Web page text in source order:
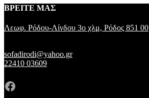
ΒΡΕΙΤΕ ΜΑΣ
Λεωφ. Ρόδου-Λίνδου 3ο χλμ, Ρόδος 851 00
sofadirodi@yahoo.gr
22410 03609
Facebook